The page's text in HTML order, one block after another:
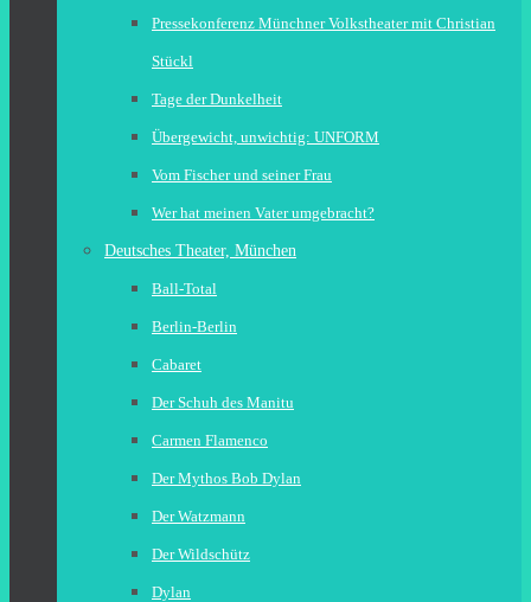
Pressekonferenz Münchner Volkstheater mit Christian
Stückl
Tage der Dunkelheit
Übergewicht, unwichtig: UNFORM
Vom Fischer und seiner Frau
Wer hat meinen Vater umgebracht?
Deutsches Theater, München
Ball-Total
Berlin-Berlin
Cabaret
Der Schuh des Manitu
Carmen Flamenco
Der Mythos Bob Dylan
Der Watzmann
Der Wildschütz
Dylan